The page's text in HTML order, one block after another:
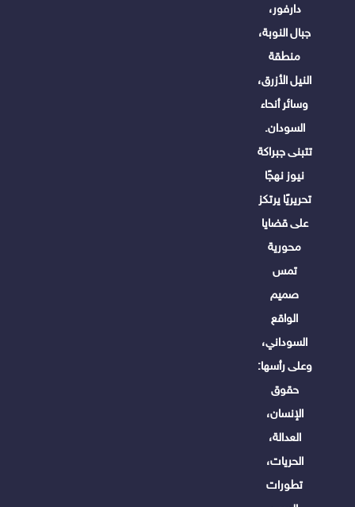
دارفور،
جبال النوبة،
منطقة
النيل الأزرق،
وسائر أنحاء
السودان.
تتبنى جبراكة
نيوز نهجًا
تحريريًا يرتكز
على قضايا
محورية
تمس
صميم
الواقع
السوداني،
وعلى رأسها:
حقوق
الإنسان،
العدالة،
الحريات،
تطورات